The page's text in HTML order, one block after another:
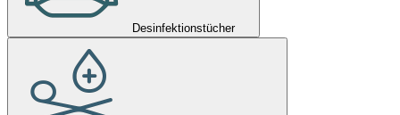
Desinfektionstücher